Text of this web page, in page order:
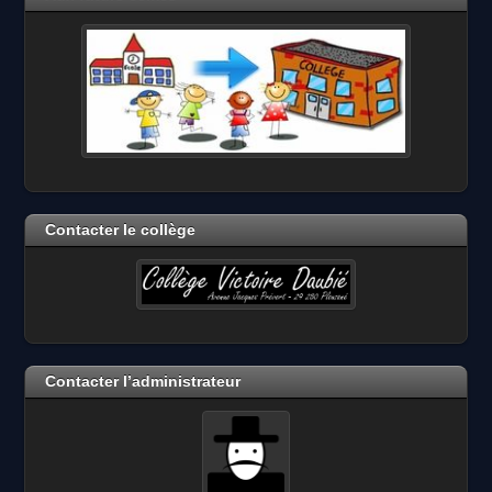
Contacter le collège
Contacter l’administrateur